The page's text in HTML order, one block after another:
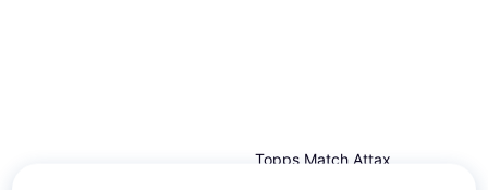
Topps Match Attax